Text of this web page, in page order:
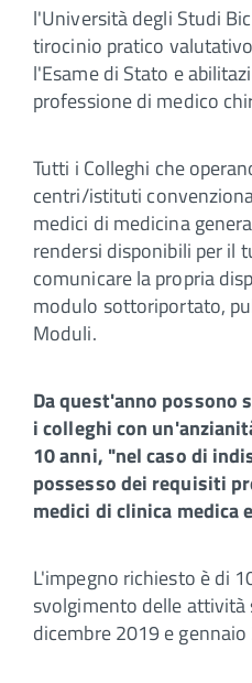
l'Università degli Studi
tirocinio pratico
l'Esame di Stato e
professione di medico
Tutti i Colleghi che
centri/istituti
medici di medicina
rendersi disponibili per il
comunicare la propria
modulo sottoriportato,
Moduli.
Da quest'anno possono
i colleghi con
10 anni, "nel caso di
possesso dei requisiti
medici di clinica medica
L'impegno richiesto è di
svolgimento delle attività
dicembre 2019 e